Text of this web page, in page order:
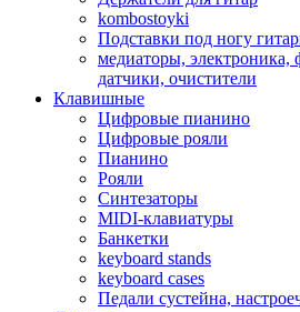
kombostoyki
Подставки под ногу
медиаторы, электроника,
датчики, очистители
Клавишные
Цифровые пианино
Цифровые рояли
Пианино
Рояли
Синтезаторы
MIDI-клавиатуры
Банкетки
keyboard stands
keyboard cases
Педали сустейна,